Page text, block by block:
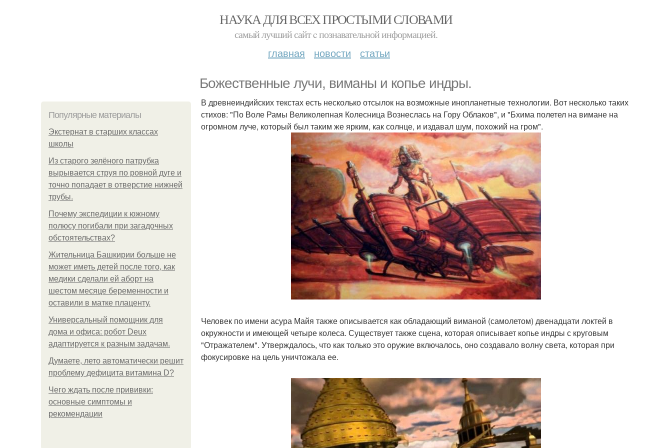
НАУКА ДЛЯ ВСЕХ ПРОСТЫМИ СЛОВАМИ
самый лучший сайт c познавательной информацией.
главная новости статьи
Божественные лучи, виманы и копье индры.
Популярные материалы
Экстернат в старших классах
школы
Из старого зелёного патрубка
вырывается струя по ровной дуге и
точно попадает в отверстие нижней
трубы.
Почему экспедиции к южному
полюсу погибали при загадочных
обстоятельствах?
Жительница Башкирии больше не
может иметь детей после того, как
медики сделали ей аборт на
шестом месяце беременности и
оставили в матке плаценту.
Универсальный помощник для
дома и офиса: робот Deux
адаптируется к разным задачам.
Думаете, лето автоматически решит
проблему дефицита витамина D?
Чего ждать после прививки:
основные симптомы и
рекомендации
В древнеиндийских текстах есть несколько отсылок на возможные инопланетные технологии. Вот несколько таких
стихов: "По Воле Рамы Великолепная Колесница Вознеслась на Гору Облаков", и "Бхима полетел на вимане на
огромном луче, который был таким же ярким, как солнце, и издавал шум, похожий на гром".
Человек по имени асура Майя также описывается как обладающий виманой (самолетом) двенадцати локтей в
окружности и имеющей четыре колеса. Существует также сцена, которая описывает копье индры с круговым
"Отражателем". Утверждалось, что как только это оружие включалось, оно создавало волну света, которая при
фокусировке на цель уничтожала ее.